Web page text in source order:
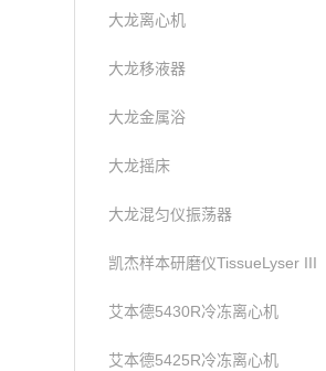
大龙离心机
大龙移液器
大龙金属浴
大龙摇床
大龙混匀仪振荡器
凯杰样本研磨仪TissueLyser III
艾本德5430R冷冻离心机
艾本德5425R冷冻离心机